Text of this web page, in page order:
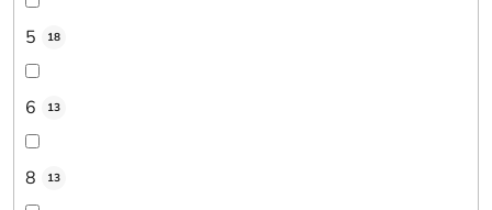
5 18
6 13
8 13